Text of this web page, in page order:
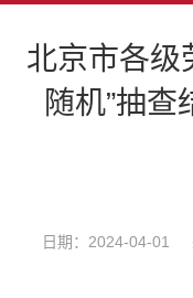
北京市各级
随机”抽
日期：2024-04-01